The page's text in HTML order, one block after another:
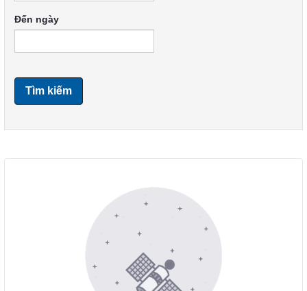
Đến ngày
Tìm kiếm